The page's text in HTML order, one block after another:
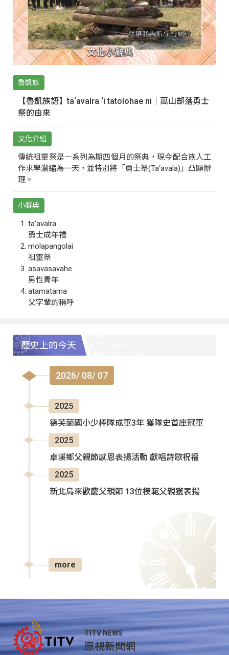
魯凱族
【魯凱族語】ta‘avalra ‘i tatolohae ni｜萬山部落勇士
祭的由來
文化介紹
傳統祖靈祭是一系列為期四個月的祭典，現今配合族人工
作求學濃縮為一天，並特別將「勇士祭(Ta‘avala)」凸顯辦
理。
小辭典
ta‘avalra
勇士成年禮
molapangolai
祖靈祭
asavasavahe
男性青年
atamatama
父字輩的稱呼
歷史上的今天
2026/ 08/ 07
2025
德芙蘭國小少棒隊成軍3年 獲隊史首座冠軍
2025
卓溪鄉父親節感恩表揚活動 獻唱詩歌祝福
2025
新北烏來歡慶父親節 13位模範父親獲表揚
more
TITV NEWS
原視新聞網